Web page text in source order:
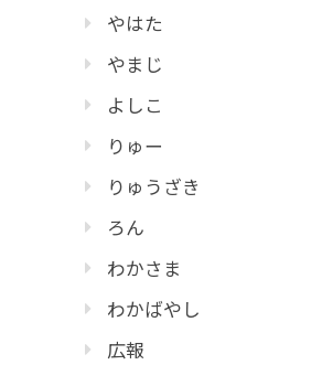
やはた
やまじ
よしこ
りゅー
りゅうざき
ろん
わかさま
わかばやし
広報